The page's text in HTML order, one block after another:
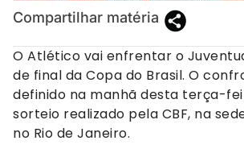
Compartilhar matéria
O Atlético vai enfrentar o
de final da Copa do Brasil. O
definido na manhã desta terça-
sorteio realizado pela CBF, na
no Rio de Janeiro.